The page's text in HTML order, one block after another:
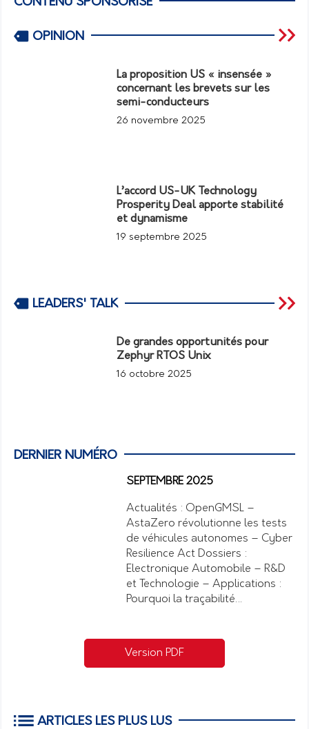
OPINION
La proposition US « insensée »
concernant les brevets sur les
semi-conducteurs
26 novembre 2025
L’accord US-UK Technology
Prosperity Deal apporte stabilité
et dynamisme
19 septembre 2025
LEADERS' TALK
De grandes opportunités pour
Zephyr RTOS Unix
16 octobre 2025
DERNIER NUMÉRO
SEPTEMBRE 2025
Actualités : OpenGMSL –
AstaZero révolutionne les tests
de véhicules autonomes – Cyber
Resilience Act Dossiers :
Electronique Automobile – R&D
et Technologie – Applications :
Pourquoi la traçabilité…
Version PDF
ARTICLES LES PLUS LUS